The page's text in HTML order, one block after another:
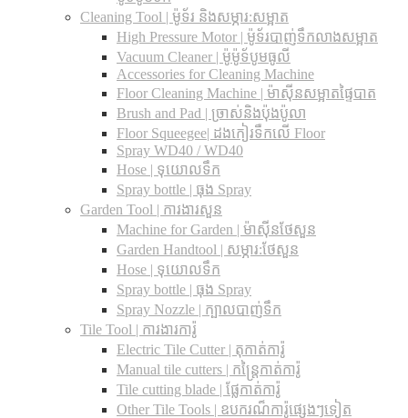
Cleaning Tool | ម៉ូទ័រ និងសម្ភារ:សម្អាត
High Pressure Motor | ម៉ូទ័របាញ់ទឹកលាងសម្អាត
Vacuum Cleaner | ម៉ូម៉ូទ័បូមធូលី
Accessories for Cleaning Machine
Floor Cleaning Machine | ម៉ាស៊ីនសម្អាតផ្ទៃបាត
Brush and Pad | ច្រាស់និងប៉ុងប៉ូលា
Floor Squeegee| ដងកៀរទឺកលើ Floor
Spray WD40 / WD40
Hose | ទុយោលទឹក
Spray bottle | ធុង Spray
Garden Tool | ការងារសួន
Machine for Garden | ម៉ាស៊ីនថែសួន
Garden Handtool | សម្ភារ:ថែសួន
Hose | ទុយោលទឹក
Spray bottle | ធុង Spray
Spray Nozzle | ក្បាលបាញ់ទឹក
Tile Tool | ការងារការ៉ូ
Electric Tile Cutter | តុកាត់ការ៉ូ
Manual tile cutters | កន្ត្រៃកាត់ការ៉ូ
Tile cutting blade | ផ្លែកាត់ការ៉ូ
Other Tile Tools | ឧបករណ៏ការ៉ូផ្សេងៗទៀត